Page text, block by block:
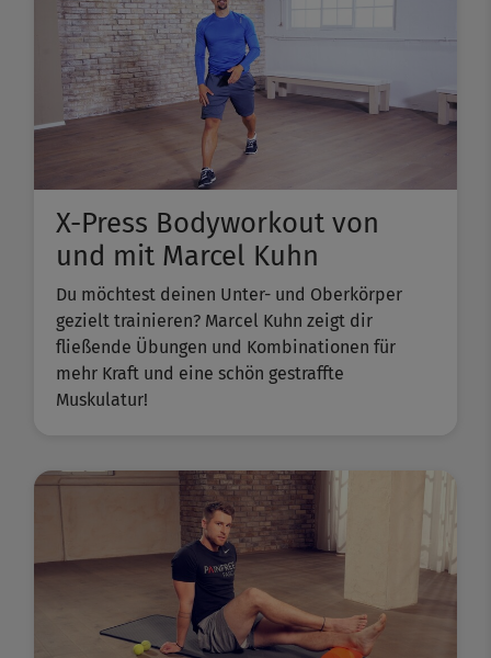
X-Press Bodyworkout von
und mit Marcel Kuhn
Du möchtest deinen Unter- und Oberkörper
gezielt trainieren? Marcel Kuhn zeigt dir
fließende Übungen und Kombinationen für
mehr Kraft und eine schön gestraffte
Muskulatur!